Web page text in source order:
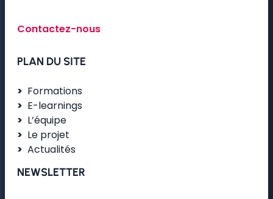
Contactez-nous
PLAN DU SITE
Formations
E-learnings
L’équipe
Le projet
Actualités
NEWSLETTER